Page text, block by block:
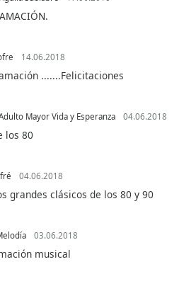
14.06.2018
.......Felicitaciones
Mayor Vida y Esperanza 04.06.2018
los 80
04.06.2018
grandes clásicos de los 80 y 90
03.06.2018
musical